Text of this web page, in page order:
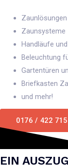
Zaunsysteme
Handläufe
Beleuchtung
Gartentüren
Briefkasten
und mehr!
0176 / 422
EIN